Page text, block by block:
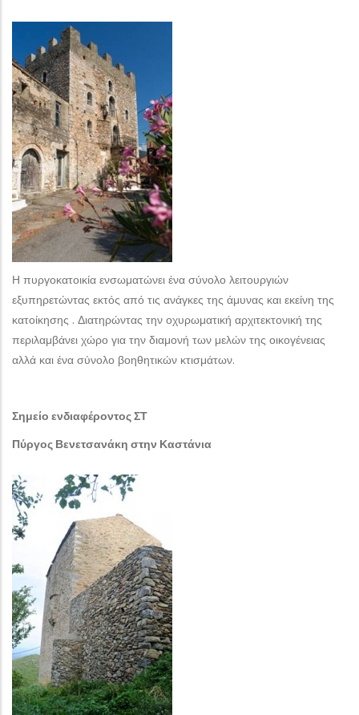
Η πυργοκατοικία ενσωματώνει ένα σύνολο λειτουργιών
εξυπηρετώντας εκτός από τις ανάγκες της άμυνας και εκείνη της
κατοίκησης . Διατηρώντας την οχυρωματική αρχιτεκτονική της
περιλαμβάνει χώρο για την διαμονή των μελών της οικογένειας
αλλά και ένα σύνολο βοηθητικών κτισμάτων.
Σημείο ενδιαφέροντος ΣΤ
Πύργος Βενετσανάκη στην Καστάνια